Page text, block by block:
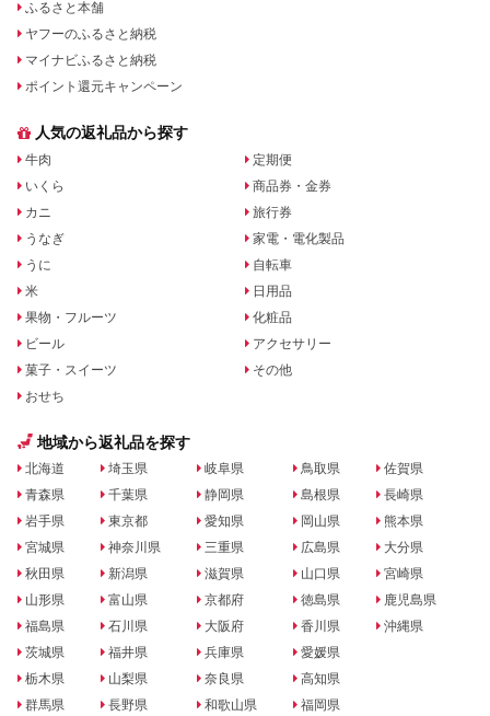
ふるさと本舗
ヤフーのふるさと納税
マイナビふるさと納税
ポイント還元キャンペーン
人気の返礼品から探す
牛肉
いくら
カニ
うなぎ
うに
米
果物・フルーツ
ビール
菓子・スイーツ
おせち
定期便
商品券・金券
旅行券
家電・電化製品
自転車
日用品
化粧品
アクセサリー
その他
地域から返礼品を探す
北海道
青森県
岩手県
宮城県
秋田県
山形県
福島県
茨城県
栃木県
群馬県
埼玉県
千葉県
東京都
神奈川県
新潟県
富山県
石川県
福井県
山梨県
長野県
岐阜県
静岡県
愛知県
三重県
滋賀県
京都府
大阪府
兵庫県
奈良県
和歌山県
鳥取県
島根県
岡山県
広島県
山口県
徳島県
香川県
愛媛県
高知県
福岡県
佐賀県
長崎県
熊本県
大分県
宮崎県
鹿児島県
沖縄県